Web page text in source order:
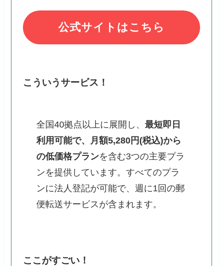
公式サイトはこちら
こういうサービス！
全国40拠点以上に展開し、 最短即日
利用可能で、月額5,280円(税込)から
の低価格プランを含む3つの主要プラ
ンを提供しています。すべてのプラ
ンに法人登記が可能で、週に1回の郵
便転送サービスが含まれます。
ここがすごい！